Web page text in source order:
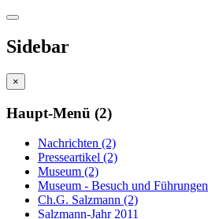
Sidebar
×
Haupt-Menü (2)
Nachrichten (2)
Presseartikel (2)
Museum (2)
Museum - Besuch und Führungen
Ch.G. Salzmann (2)
Salzmann-Jahr 2011